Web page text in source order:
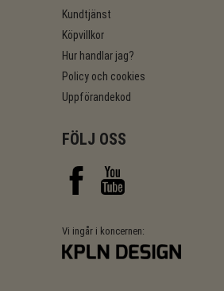
Kundtjänst
Köpvillkor
Hur handlar jag?
Policy och cookies
Uppförandekod
FÖLJ OSS
Vi ingår i koncernen: